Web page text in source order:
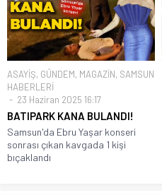
ASAYİŞ, GÜNDEM, MAGAZİN, SAMSUN
HABERLERİ
23 Haziran 2025 16:17
BATIPARK KANA BULANDI!
Samsun'da Ebru Yaşar konseri
sonrası çıkan kavgada 1 kişi
bıçaklandı